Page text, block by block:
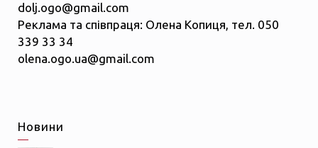
dolj.ogo@gmail.com
Реклама та співпраця: Олена Копиця, тел. 050
339 33 34
olena.ogo.ua@gmail.com
Новини